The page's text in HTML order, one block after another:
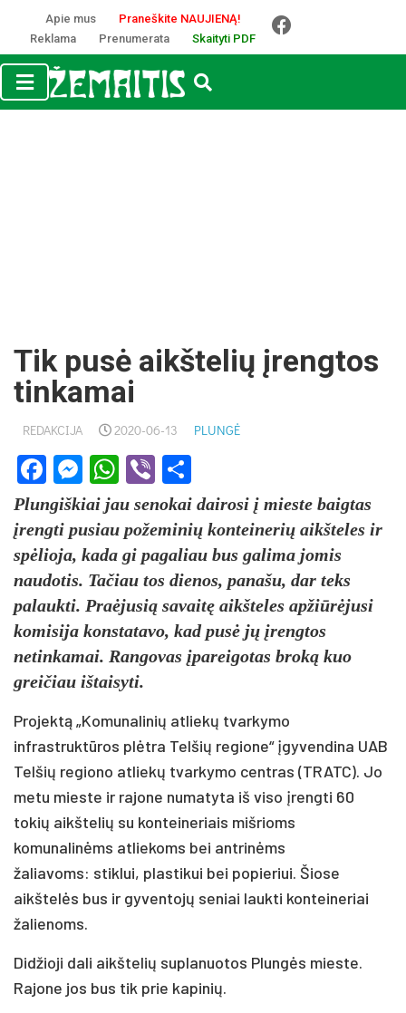
Apie mus
Praneškite NAUJIENĄ!
Reklama
Prenumerata Skaityti PDF
Tik pusė aikštelių įrengtos
tinkamai
REDAKCIJA 2020-06-13 PLUNGĖ
Facebook
Messenger
WhatsApp
Viber
Plungiškiai jau senokai dairosi į mieste baigtas
įrengti pusiau požeminių konteinerių aikšteles ir
spėlioja, kada gi pagaliau bus galima jomis
naudotis. Tačiau tos dienos, panašu, dar teks
palaukti. Praėjusią savaitę aikšteles apžiūrėjusi
komisija konstatavo, kad pusė jų įrengtos
netinkamai. Rangovas įpareigotas broką kuo
greičiau ištaisyti.
Projektą „Komunalinių atliekų tvarkymo
infrastruktūros plėtra Telšių regione“ įgyvendina UAB
Telšių regiono atliekų tvarkymo centras (TRATC). Jo
metu mieste ir rajone numatyta iš viso įrengti 60
tokių aikštelių su konteineriais mišrioms
komunalinėms atliekoms bei antrinėms
žaliavoms: stiklui, plastikui bei popieriui. Šiose
aikštelės bus ir gyventojų seniai laukti konteineriai
žalienoms.
Didžioji dali aikštelių suplanuotos Plungės mieste.
Rajone jos bus tik prie kapinių.